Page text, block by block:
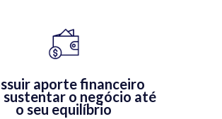
aporte financeiro
sustentar o negócio até
o seu equilíbrio